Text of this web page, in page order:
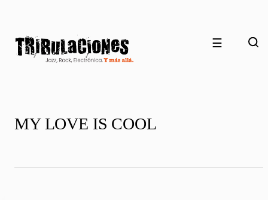
☰
MY LOVE IS COOL